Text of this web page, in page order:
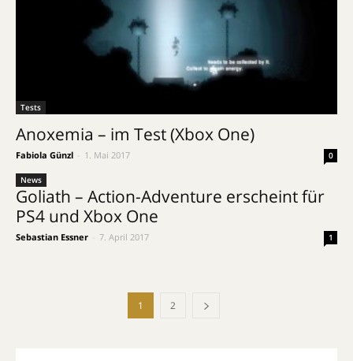
Tests
Anoxemia – im Test (Xbox One)
Fabiola Günzl 1. Mai 2017 0
News
Goliath – Action-Adventure erscheint für
PS4 und Xbox One
Sebastian Essner 7. April 2017 1
1 2